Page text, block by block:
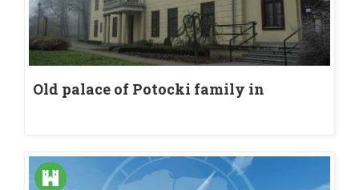
Old palace of Potocki family in
Krzeszowice